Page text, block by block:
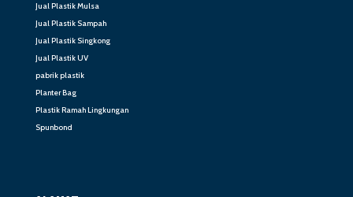
Jual Plastik Mulsa
Jual Plastik Sampah
Jual Plastik Singkong
Jual Plastik UV
pabrik plastik
Planter Bag
Plastik Ramah Lingkungan
Spunbond